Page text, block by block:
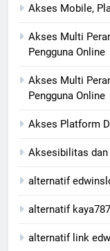
Akses Mobile,
Akses Multi
Pengguna Online
Akses Multi
Pengguna Online
Akses Platform
Aksesibilitas dan
alternatif
alternatif kaya787
alternatif link